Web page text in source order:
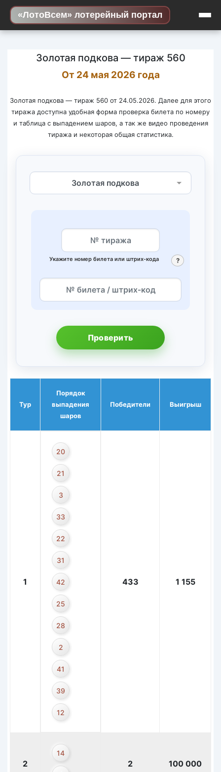
Skip to content
«ЛотоВсем» лотерейный портал
Золотая подкова — тираж 560
От 24 мая 2026 года
Золотая подкова — тираж 560 от 24.05.2026. Далее для этого
тиража доступна удобная форма проверка билета по номеру
и таблица с выпадением шаров, а так же видео проведения
тиража и некоторая общая статистика.
Выберите лотерею
Укажите номер билета или штрих‑кода ?
Проверить
Тур
Порядок
выпадения
шаров
Победители Выигрыш
1
20
21
3
33
22
31
42
25
28
2
41
39
12
433 1 155
2
14
2 100 000